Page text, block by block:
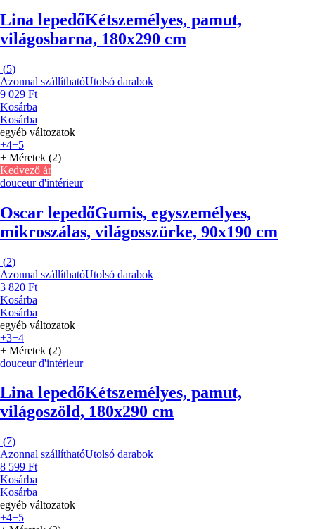
Lina lepedőKétszemélyes, pamut,
világosbarna, 180x290 cm
(5)
Azonnal szállíthatóUtolsó darabok
9 029 Ft
Kosárba
Kosárba
egyéb változatok
+4+5
+ Méretek (2)
Kedvező ár
douceur d'intérieur
Oscar lepedőGumis, egyszemélyes,
mikroszálas, világosszürke, 90x190 cm
(2)
Azonnal szállíthatóUtolsó darabok
3 820 Ft
Kosárba
Kosárba
egyéb változatok
+3+4
+ Méretek (2)
douceur d'intérieur
Lina lepedőKétszemélyes, pamut,
világoszöld, 180x290 cm
(7)
Azonnal szállíthatóUtolsó darabok
8 599 Ft
Kosárba
Kosárba
egyéb változatok
+4+5